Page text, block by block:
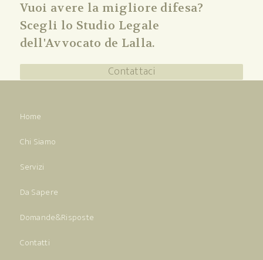
Vuoi avere la migliore difesa?
Scegli lo Studio Legale
dell'Avvocato de Lalla.
Contattaci
Home
Chi Siamo
Servizi
Da Sapere
Domande&Risposte
Contatti